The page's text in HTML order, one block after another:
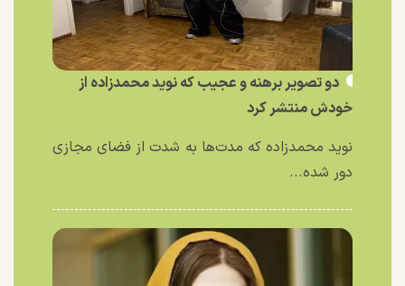
دو تصویر برهنه و عجیب که نوید محمدزاده از
خودش منتشر کرد
نوید محمدزاده که مدت‌ها به شدت از فضای مجازی
دور شده...